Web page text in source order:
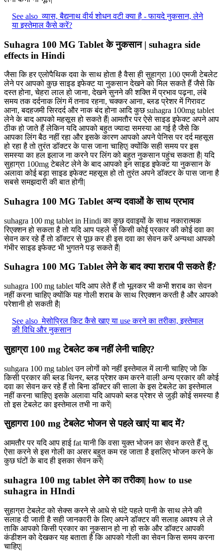
See also व्यास, बैद्यनाथ वीर्य शोधन वटी क्या है - फायदे नुकसान, लेने
या इस्तेमाल कैसे करें?
Suhagra 100 MG Tablet के नुकसान | suhagra side
effects in Hindi
जैसा कि हर एलोपैथिक दवा के साथ होता है वैसा ही सुहाग्रा 100 एमजी टेबलेट
लेने पर आपको कुछ साइड इफेक्ट या नुकसान देखने को मिल सकते हैं जैसे कि
दस्त होना, चेहरा लाल हो जाना, देखने सुनने की शक्ति में प्रभाव पढ़ना, लंबे
समय तक दर्दनाक लिंग में तनाव रहना, चक्कर आना, ब्लड प्रेशर में गिरावट
आना, बदहजमी सिरदर्द और नाक बंद होना आदि कुछ suhagra 100mg tablet
लेने के बाद आपको महसूस हो सकते हैं| आमतौर पर ऐसे साइड इफेक्ट अपने आप
ठीक हो जाते हैं लेकिन यदि आपको बहुत ज्यादा समस्या आ गई है जैसे कि
आपका लिंग बैठ नहीं रहा और इसके कारण आपको अपने पेनिस पर दर्द महसूस
हो रहा है तो तुरंत डॉक्टर के पास जाना चाहिए| क्योंकि सही समय पर इस
समस्या का हल इलाज ना करने पर लिंग को बहुत नुकसान पहुंच सकता है| यदि
सुहाग्रा 100mg टेबलेट लेने के बाद आपको इन साइड इफेक्ट या नुकसान के
अलावा कोई बड़ा साइड इफेक्ट महसूस हो तो तुरंत अपने डॉक्टर के पास जाना है
सबसे समझदारी की बात होगी|
Suhagra 100 MG Tablet अन्य दवाओं के साथ प्रभाव
suhagra 100 mg tablet in Hindi का कुछ दवाइयों के साथ नकारात्मक
रिएक्शन हो सकता है तो यदि आप पहले से किसी कोई प्रकार की कोई दवा का
सेवन कर रहे हैं तो डॉक्टर से पूछ कर ही इस दवा का सेवन करें अन्यथा आपको
गंभीर साइड इफेक्ट भी भुगतने पड़ सकते हैं|
Suhagra 100 MG Tablet लेने के बाद क्या शराब पी सकते हैं?
suhagra 100 mg tablet यदि आप लेते हैं तो भूलकर भी कभी शराब का सेवन
नहीं करना चाहिए क्योंकि यह गोली शराब के साथ रिएक्शन करती है और आपको
परेशानी हो सकती है|
See also मेसोप्रिल किट कैसे खाए या use करने का तरीका, इस्तेमाल
की विधि और नुकसान
सुहाग्रा 100 mg टेबलेट कब नहीं लेनी चाहिए?
suhgara 100 mg tablet उन लोगों को नहीं इस्तेमाल में लानी चाहिए जो कि
किसी प्रकार की ब्लड थिनर, ब्लड प्रेशर कम करने वाली अन्य प्रकार की कोई
दवा का सेवन कर रहे हैं तो बिना डॉक्टर की साला के इस टेबलेट का इस्तेमाल
नहीं करना चाहिए| इसके अलावा यदि आपको ब्लड प्रेशर से जुड़ी कोई समस्या है
तो इस टेबलेट का इस्तेमाल तभी ना करें|
सुहागरा 100 mg टेबलेट भोजन से पहले खाएं या बाद में?
आमतौर पर यदि आप हाई fat यानी कि वसा युक्त भोजन का सेवन करते हैं तू
ऐसा करने से इस गोली का असर बहुत कम रह जाता है इसलिए भोजन करने के
कुछ घंटों के बाद ही इसका सेवन करें|
suhagra 100 mg tablet लेने का तरीका| how to use
suhagra in HIndi
सुहाग्रा टेबलेट को सेक्स करने से आधे से घंटे पहले पानी के साथ लेने की
सलाह दी जाती है सही जानकारी के लिए अपने डॉक्टर की सलाह अवश्य ले ले
ताकि आपको किसी प्रकार का नुकसान हो ना हो सके और डॉक्टर आपकी
कंडीशन को देखकर यह बताता है कि आपको गोली का सेवन किस समय करना
चाहिए|